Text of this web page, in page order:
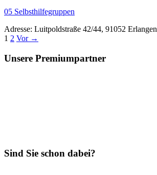
05 Selbsthilfegruppen
Adresse: Luitpoldstraße 42/44, 91052 Erlangen
1 2 Vor →
Unsere Premiumpartner
Sind Sie schon dabei?